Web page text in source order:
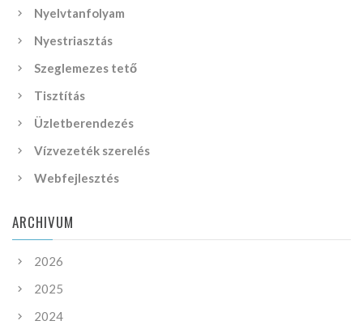
Nyelvtanfolyam
Nyestriasztás
Szeglemezes tető
Tisztítás
Üzletberendezés
Vízvezeték szerelés
Webfejlesztés
ARCHIVUM
2026
2025
2024